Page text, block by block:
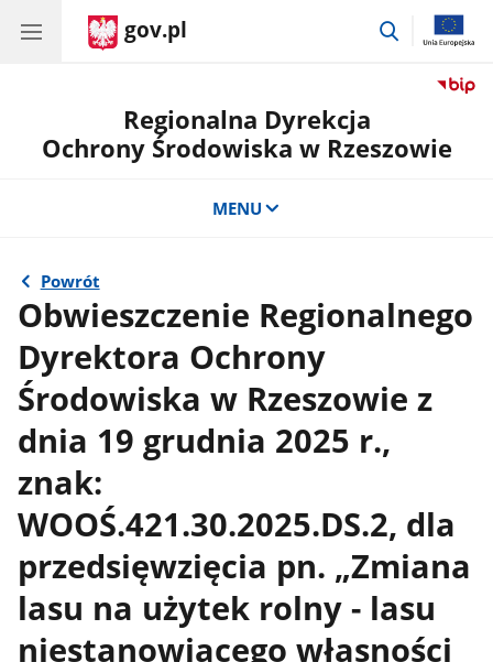
gov.pl
przejdź
Regionalna Dyrekcja
Ochrony Środowiska w Rzeszowie
MENU
Powrót
Obwieszczenie Regionalnego
Dyrektora Ochrony
Środowiska w Rzeszowie z
dnia 19 grudnia 2025 r.,
znak:
WOOŚ.421.30.2025.DS.2, dla
przedsięwzięcia pn. „Zmiana
lasu na użytek rolny - lasu
niestanowiącego własności